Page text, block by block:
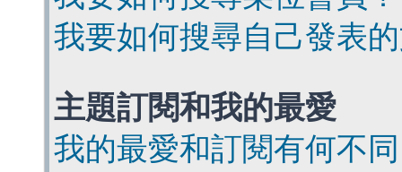
我要如何搜尋自己發表
主題訂閱和我的最愛
我的最愛和訂閱有何不